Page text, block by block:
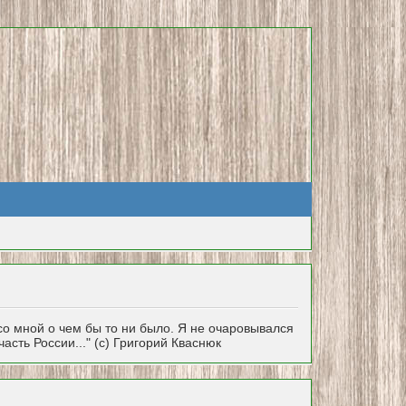
мной о чем бы то ни было. Я не очаровывался
России..." (с) Григорий Кваснюк